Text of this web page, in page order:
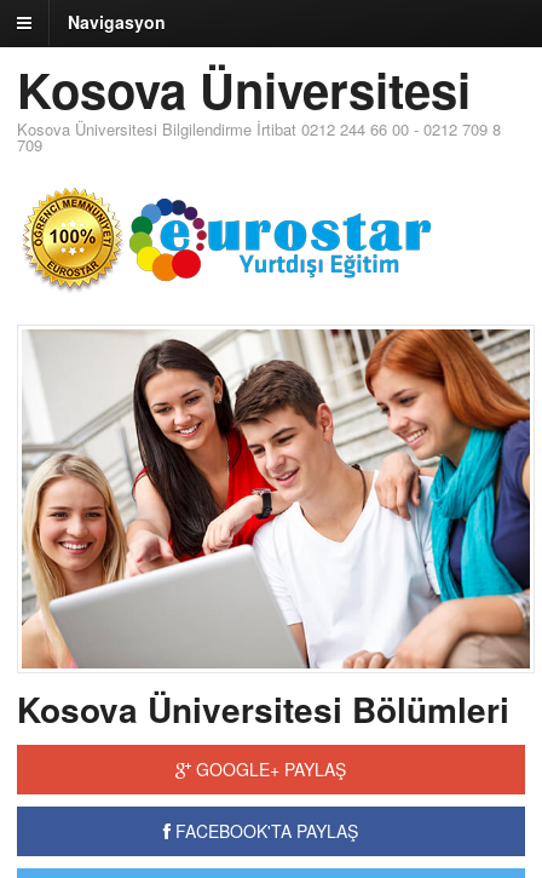
Navigasyon
Kosova Üniversitesi
Kosova Üniversitesi Bilgilendirme İrtibat 0212 244 66 00 - 0212 709 8
709
Kosova Üniversitesi Bölümleri
GOOGLE+ PAYLAŞ
FACEBOOK'TA PAYLAŞ